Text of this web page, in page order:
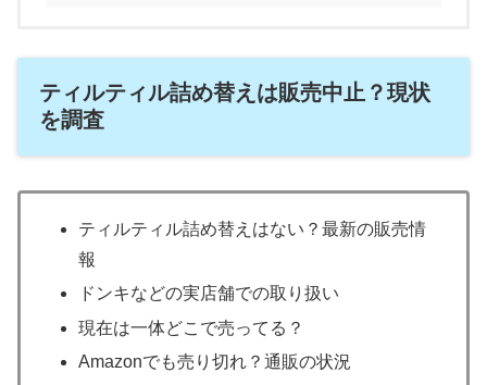
ティルティル詰め替えは販売中止？現状
を調査
ティルティル詰め替えはない？最新の販売情
報
ドンキなどの実店舗での取り扱い
現在は一体どこで売ってる？
Amazonでも売り切れ？通販の状況